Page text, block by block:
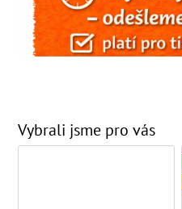
Vybrali jsme pro vás